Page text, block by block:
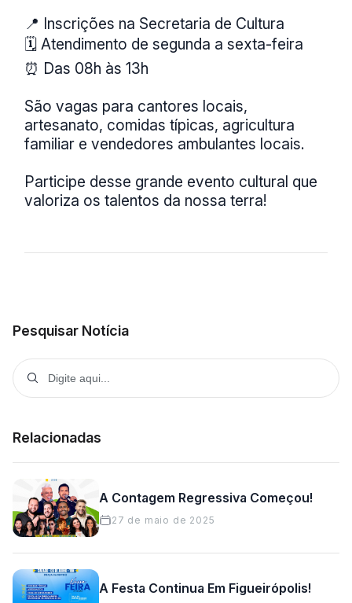
📍 Inscrições na Secretaria de Cultura
🗓️ Atendimento de segunda a sexta-feira
⏰ Das 08h às 13h
São vagas para cantores locais,
artesanato, comidas típicas, agricultura
familiar e vendedores ambulantes locais.
Participe desse grande evento cultural que
valoriza os talentos da nossa terra!
Pesquisar Notícia
Relacionadas
A Contagem Regressiva Começou!
27 de maio de 2025
A Festa Continua Em Figueirópolis!